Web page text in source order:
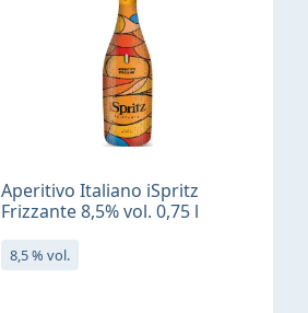
Aperitivo Italiano iSpritz
Frizzante 8,5% vol. 0,75 l
8,5 % vol.